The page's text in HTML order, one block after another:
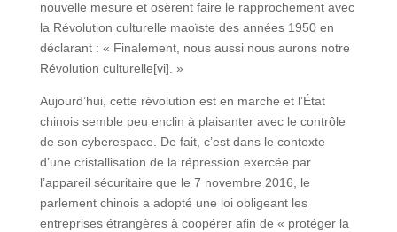
nouvelle mesure et osèrent faire le rapprochement avec
la Révolution culturelle maoïste des années 1950 en
déclarant : « Finalement, nous aussi nous aurons notre
Révolution culturelle[vi]. »
Aujourd’hui, cette révolution est en marche et l’État
chinois semble peu enclin à plaisanter avec le contrôle
de son cyberespace. De fait, c’est dans le contexte
d’une cristallisation de la répression exercée par
l’appareil sécuritaire que le 7 novembre 2016, le
parlement chinois a adopté une loi obligeant les
entreprises étrangères à coopérer afin de « protéger la